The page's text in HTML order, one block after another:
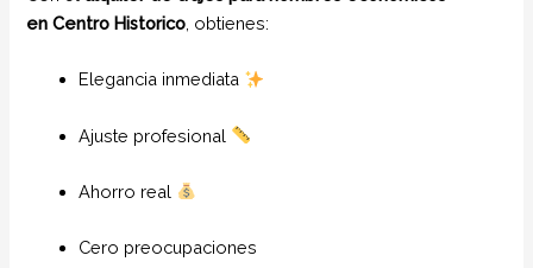
en Centro Historico , obtienes:
Elegancia inmediata
Ajuste profesional
Ahorro real
Cero preocupaciones